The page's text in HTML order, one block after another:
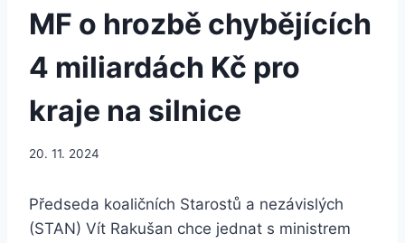
MF o hrozbě chybějících
4 miliardách Kč pro
kraje na silnice
20. 11. 2024
Předseda koaličních Starostů a nezávislých
(STAN) Vít Rakušan chce jednat s ministrem